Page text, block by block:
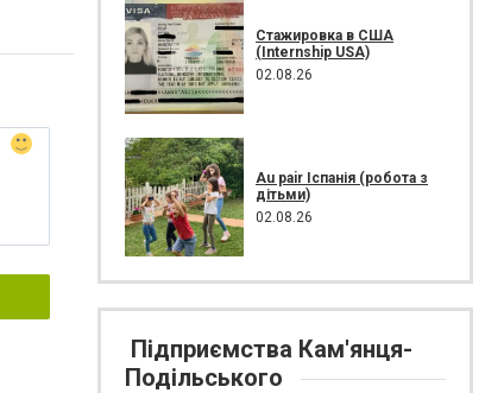
Стажировка в США
(Internship USA)
02.08.26
Au pair Іспанія (робота з
дітьми)
02.08.26
Підприємства Кам'янця-
Подільського